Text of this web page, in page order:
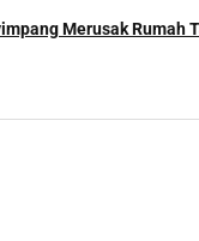
Merusak Rumah